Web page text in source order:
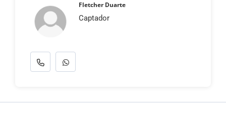
Fletcher Duarte
Captador